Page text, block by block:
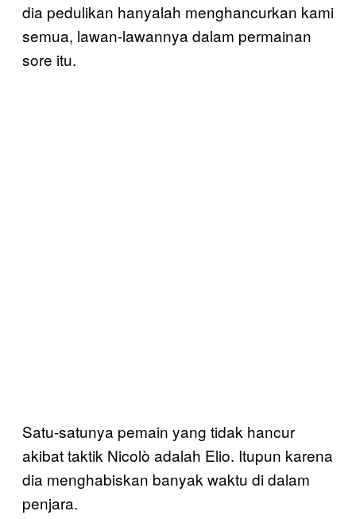
dia pedulikan hanyalah menghancurkan kami
semua, lawan-lawannya dalam permainan
sore itu.
Satu-satunya pemain yang tidak hancur
akibat taktik Nicolò adalah Elio. Itupun karena
dia menghabiskan banyak waktu di dalam
penjara.